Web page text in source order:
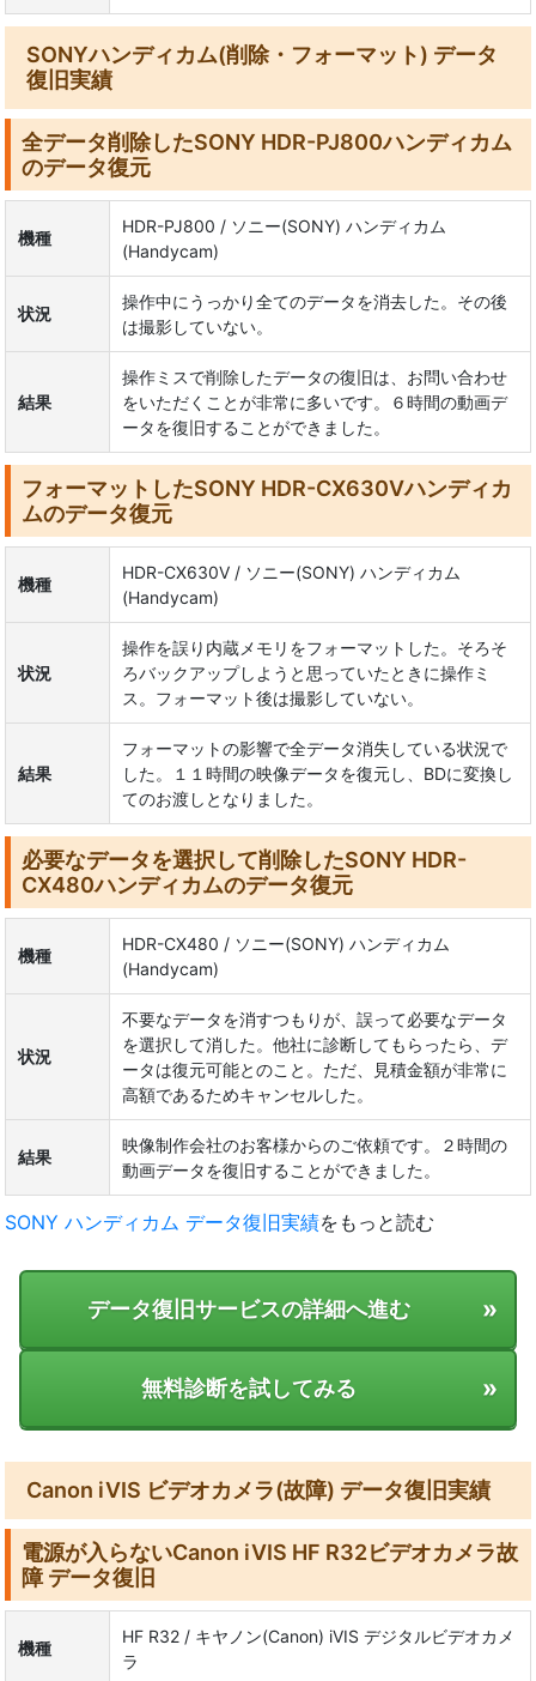
SONYハンディカム(削除・フォーマット) データ
復旧実績
全データ削除したSONY HDR-PJ800ハンディカム
のデータ復元
機種
HDR-PJ800 / ソニー(SONY) ハンディカム
(Handycam)
状況
操作中にうっかり全てのデータを消去した。その後
は撮影していない。
結果
操作ミスで削除したデータの復旧は、お問い合わせ
をいただくことが非常に多いです。６時間の動画デ
ータを復旧することができました。
フォーマットしたSONY HDR-CX630Vハンディカ
ムのデータ復元
機種
HDR-CX630V / ソニー(SONY) ハンディカム
(Handycam)
状況
操作を誤り内蔵メモリをフォーマットした。そろそ
ろバックアップしようと思っていたときに操作ミ
ス。フォーマット後は撮影していない。
結果
フォーマットの影響で全データ消失している状況で
した。１１時間の映像データを復元し、BDに変換し
てのお渡しとなりました。
必要なデータを選択して削除したSONY HDR-
CX480ハンディカムのデータ復元
機種
HDR-CX480 / ソニー(SONY) ハンディカム
(Handycam)
状況
不要なデータを消すつもりが、誤って必要なデータ
を選択して消した。他社に診断してもらったら、デ
ータは復元可能とのこと。ただ、見積金額が非常に
高額であるためキャンセルした。
結果
映像制作会社のお客様からのご依頼です。２時間の
動画データを復旧することができました。
SONY ハンディカム データ復旧実績をもっと読む
データ復旧サービスの詳細へ進む »
無料診断を試してみる »
Canon iVIS ビデオカメラ(故障) データ復旧実績
電源が入らないCanon iVIS HF R32ビデオカメラ故
障 データ復旧
機種
HF R32 / キヤノン(Canon) iVIS デジタルビデオカメ
ラ